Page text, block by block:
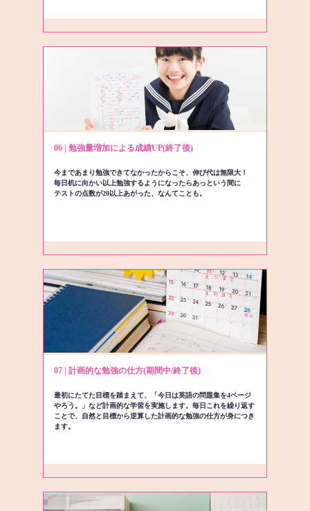
06 | 勉強量増加による成績UP(終了後)
今まであまり勉強できてなかったからこそ、伸び代は無限大！
毎日机に向かい以上勉強するようになったらあっという間に
テストの点数が20以上あがった、なんてことも。
07 | 計画的な勉強の仕方(期間中/終了後)
最初にたてた目標を踏まえて、「今日は英語の問題集を4ページ
やろう。」など計画的な学習を実施します。毎日これを繰り返す
ことで、自然と目標から逆算した計画的な勉強の仕方が身につき
ます。